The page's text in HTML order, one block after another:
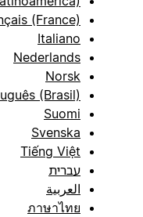
Français (France)
Italiano
Nederlands
Norsk
Português (Brasil)
Suomi
Svenska
Tiếng Việt
עברית
العربية
ภาษาไทย